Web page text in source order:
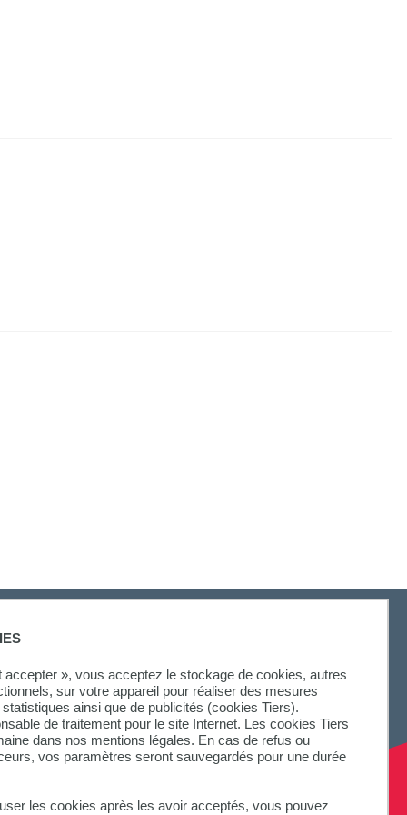
accepter », vous acceptez le stockage de cookies, autres
sur votre appareil pour réaliser des mesures
ainsi que de publicités (cookies Tiers).
de traitement pour le site Internet. Les cookies Tiers
dans nos mentions légales. En cas de refus ou
vos paramètres seront sauvegardés pour une durée
les cookies après les avoir acceptés, vous pouvez